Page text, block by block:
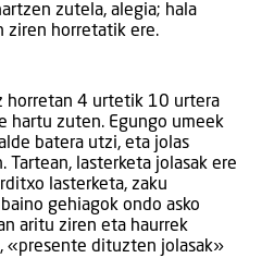
zutela, alegia; hala
ziren horretatik ere.
horretan 4 urtetik 10 urtera
hartu zuten. Egungo umeek
batera utzi, eta jolas
lasterketa jolasak ere
lasterketa, zaku
gehiagok ondo asko
aritu ziren eta haurrek
«presente dituzten jolasak»